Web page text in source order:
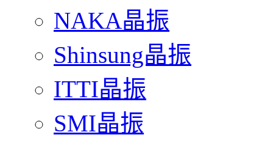
NAKA晶振
Shinsung晶振
ITTI晶振
SMI晶振